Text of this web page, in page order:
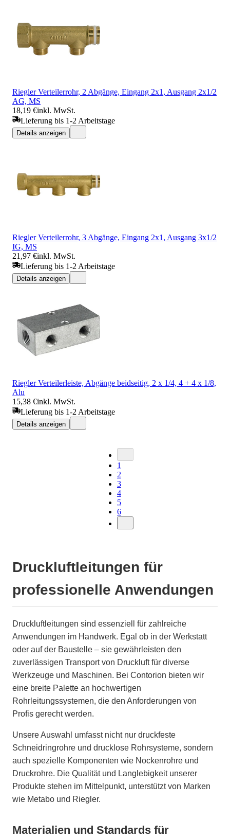
Riegler Verteilerrohr, 2 Abgänge, Eingang 2x1, Ausgang 2x1/2
AG, MS
18,19 €inkl. MwSt.
Lieferung bis 1-2 Arbeitstage
Details anzeigen
Riegler Verteilerrohr, 3 Abgänge, Eingang 2x1, Ausgang 3x1/2
IG, MS
21,97 €inkl. MwSt.
Lieferung bis 1-2 Arbeitstage
Details anzeigen
Riegler Verteilerleiste, Abgänge beidseitig, 2 x 1/4, 4 + 4 x 1/8,
Alu
15,38 €inkl. MwSt.
Lieferung bis 1-2 Arbeitstage
Details anzeigen
1
2
3
4
5
6
Druckluftleitungen für
professionelle Anwendungen
Druckluftleitungen sind essenziell für zahlreiche
Anwendungen im Handwerk. Egal ob in der Werkstatt
oder auf der Baustelle – sie gewährleisten den
zuverlässigen Transport von Druckluft für diverse
Werkzeuge und Maschinen. Bei Contorion bieten wir
eine breite Palette an hochwertigen
Rohrleitungssystemen, die den Anforderungen von
Profis gerecht werden.
Unsere Auswahl umfasst nicht nur druckfeste
Schneidringrohre und drucklose Rohrsysteme, sondern
auch spezielle Komponenten wie Nockenrohre und
Druckrohre. Die Qualität und Langlebigkeit unserer
Produkte stehen im Mittelpunkt, unterstützt von Marken
wie Metabo und Riegler.
Materialien und Standards für